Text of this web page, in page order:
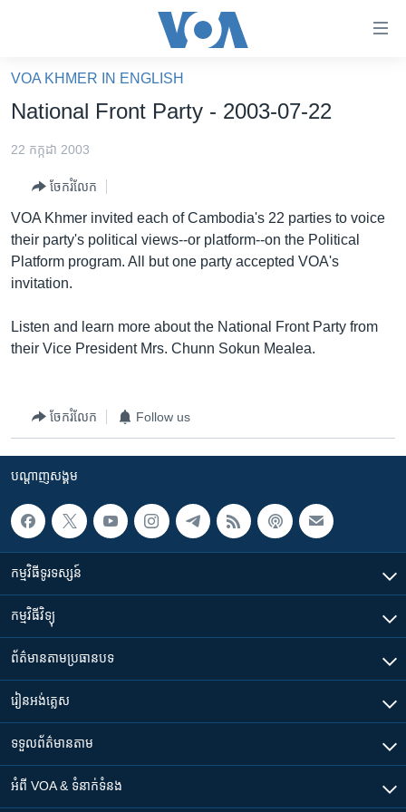
គេហទំព័រ​
ទាក់ទង
និង​
ទំព័រ​
ព័ត៌មាន​​
តែ​
ម្តង
និង​
ចូល​
និង​
ទៅ​
កាន់​
ស្វែង​
អាមេរិក
ចិន
ហេឡូវីអូអេ
កម្ពុជាច្នៃប្រតិដ្ឋ
ព្រឹត្តិការណ៍ព័ត៌មាន
ទូរទស្សន៍ / វីដេអូ​
វិទ្យុ / ផតខាសថ៍
Khmer English
បណ្តាញ​សង្គម
ភាសា
VOA KHMER IN ENGLISH
National Front Party - 2003-07-22
22 កក្កដា 2003
ចែករំលែក
VOA Khmer invited each of Cambodia's 22 parties to voice
their party's political views--or platform--on the Political
Platform program. All but one party accepted VOA's
invitation.
Listen and learn more about the National Front Party from
their Vice President Mrs. Chunn Sokun Mealea.
ចែករំលែក Follow us
បណ្តាញ​សង្គម
កម្មវិធី​ទូរទស្សន៍
កម្មវិធី​វិទ្យុ
ព័ត៌មាន​តាមប្រធានបទ​
រៀន​​អង់គ្លេស
ទទួល​ព័ត៌មាន​តាម
អំពី​ VOA & ទំនាក់ទំនង